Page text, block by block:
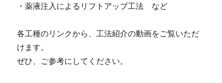
・薬液注入によるリフトアップ工法 など
各工種のリンクから、工法紹介の動画をご覧いただ
けます。
ぜひ、ご参考にしてください。